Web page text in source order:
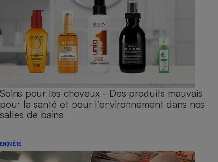
Soins pour les cheveux - Des produits mauvais
pour la santé et pour l’environnement dans nos
salles de bains
ENQUÊTE